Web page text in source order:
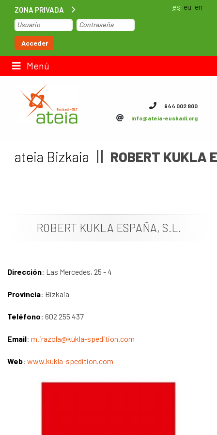
ZONA PRIVADA
Acceder
es eu en
Menú
Inicio
Bolsa de trabajo
Contacto
Documentación
944 002 800
info@ateia-euskadi.org
ateia Bizkaia ROBERT KUKLA
ROBERT KUKLA ESPAÑA, S.L.
Dirección: Las Mercedes, 25 - 4
Provincia: Bizkaia
Teléfono: 602 255 437
Email: m.irazola@kukla-spedition.com
Web: www.kukla-spedition.com